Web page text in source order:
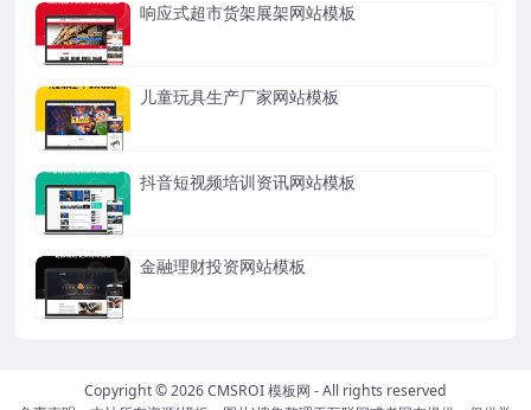
响应式超市货架展架网站模板
儿童玩具生产厂家网站模板
抖音短视频培训资讯网站模板
金融理财投资网站模板
Copyright © 2026CMSROI 模板网 - All rights reserved